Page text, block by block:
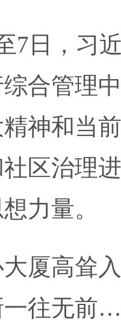
，习近
合管理
神和当
区治理
力量。
高耸入
一往无前